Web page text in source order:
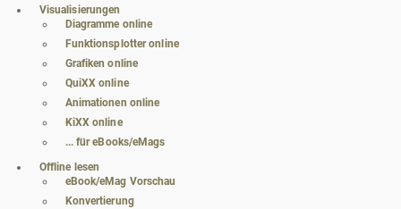
Visualisierungen
Diagramme online
Funktionsplotter online
Grafiken online
QuiXX online
Animationen online
KiXX online
... für eBooks/eMags
Offline lesen
eBook/eMag Vorschau
Konvertierung